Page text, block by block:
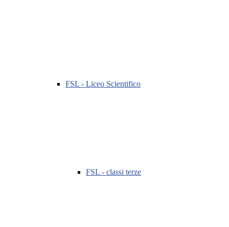
FSL - Liceo Scientifico
FSL - classi terze